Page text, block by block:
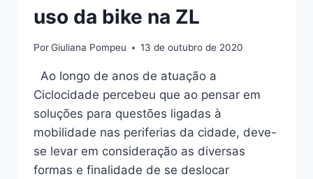
uso da bike na ZL
PorGiuliana Pompeu 13 de outubro de 2020
Ao longo de anos de atuação a
Ciclocidade percebeu que ao pensar em
soluções para questões ligadas à
mobilidade nas periferias da cidade, deve-
se levar em consideração as diversas
formas e finalidade de se deslocar